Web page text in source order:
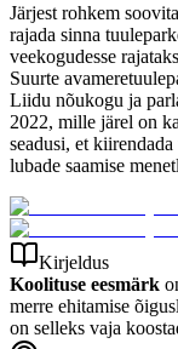
Järjest rohkem
rajada sinna
veekogudesse
Suurte
Liidu nõukogu ja
2022, mille järel on
seadusi, et
lubade saamise
Kirjeldus
Koolituse eesmärk
merre ehitamise
on selleks vaja